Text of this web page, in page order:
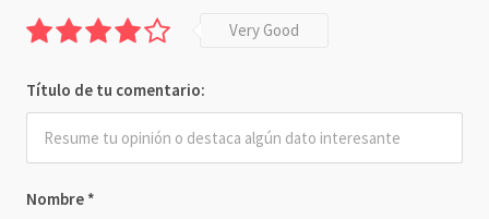
Nombre *
Very Good
Título de tu comentario: